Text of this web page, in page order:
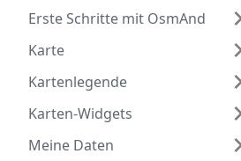
Erste Schritte mit OsmAnd
Karte
Kartenlegende
Karten-Widgets
Meine Daten